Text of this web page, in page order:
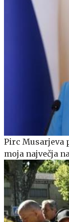
Pirc Musarjeva
moja največja